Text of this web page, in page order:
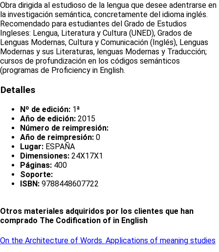
Obra dirigida al estudioso de la lengua que desee adentrarse en
la investigación semántica, concretamente del idioma inglés.
Recomendado para estudiantes del Grado de Estudios
Ingleses: Lengua, Literatura y Cultura (UNED), Grados de
Lenguas Modernas, Cultura y Comunicación (Inglés), Lenguas
Modernas y sus Literaturas, lenguas Modernas y Traducción;
cursos de profundización en los códigos semánticos
(programas de Proficiency in English.
Detalles
Nº de edición: 1ª
Año de edición: 2015
Número de reimpresión:
Año de reimpresión: 0
Lugar: ESPAÑA
Dimensiones: 24X17X1
Páginas: 400
Soporte:
ISBN: 9788448607722
Otros materiales adquiridos por los clientes que han
comprado The Codification of in English
On the Architecture of Words. Applications of meaning studies